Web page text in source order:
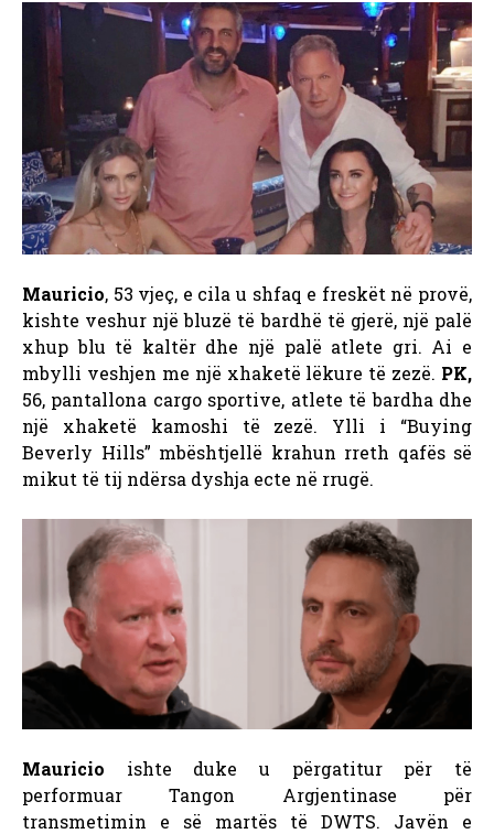
Mauricio, 53 vjeç, e cila u shfaq e freskët në provë,
kishte veshur një bluzë të bardhë të gjerë, një palë
xhup blu të kaltër dhe një palë atlete gri. Ai e
mbylli veshjen me një xhaketë lëkure të zezë. PK,
56, pantallona cargo sportive, atlete të bardha dhe
një xhaketë kamoshi të zezë. Ylli i “Buying
Beverly Hills” mbështjellë krahun rreth qafës së
mikut të tij ndërsa dyshja ecte në rrugë.
Mauricio ishte duke u përgatitur për të
performuar Tangon Argjentinase për
transmetimin e së martës të DWTS. Javën e